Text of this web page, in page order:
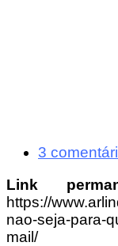
3
Link
https://
nao-seja-para-
mail/